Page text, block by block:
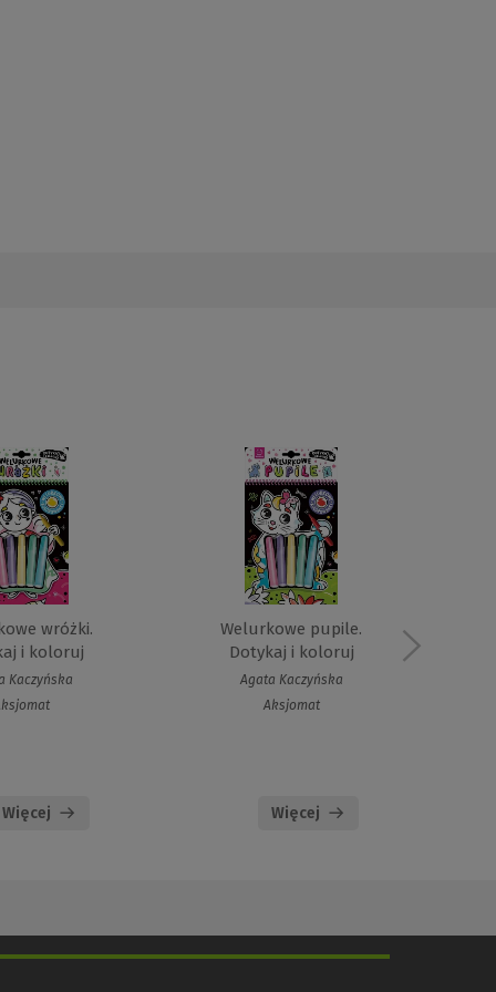
wróżki.
i koloruj
Kaczyńska
Więcej
Welurkowe pupile.
Dotykaj i koloruj
Agata Kaczyńska
Aksjomat
Więcej